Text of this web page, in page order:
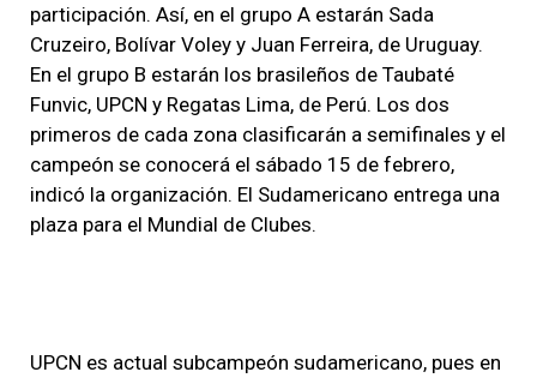
participación. Así, en el grupo A estarán Sada
Cruzeiro, Bolívar Voley y Juan Ferreira, de Uruguay.
En el grupo B estarán los brasileños de Taubaté
Funvic, UPCN y Regatas Lima, de Perú. Los dos
primeros de cada zona clasificarán a semifinales y el
campeón se conocerá el sábado 15 de febrero,
indicó la organización. El Sudamericano entrega una
plaza para el Mundial de Clubes.
UPCN es actual subcampeón sudamericano, pues en